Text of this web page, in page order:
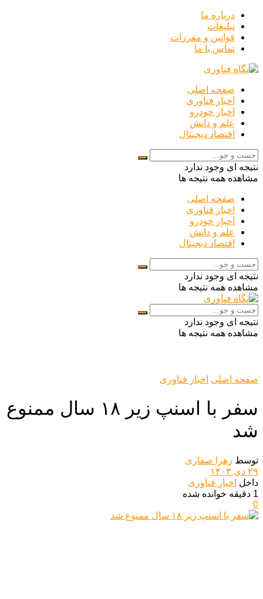
درباره ما
تبلیغات
قوانین و مقررات
تماس با ما
صفحه اصلی
اخبار فناوری
اخبار خودرو
علم و دانش
اقتصاد دیجیتال
نتیجه ای وجود ندارد
مشاهده همه نتیجه ها
صفحه اصلی
اخبار فناوری
اخبار خودرو
علم و دانش
اقتصاد دیجیتال
نتیجه ای وجود ندارد
مشاهده همه نتیجه ها
نتیجه ای وجود ندارد
مشاهده همه نتیجه ها
صفحه اصلی اخبار فناوری
سفر با اسنپ زیر ۱۸ سال ممنوع
شد
توسط زهرا صفاری
۲۹ دی ۱۴۰۳
داخل اخبار فناوری
1 دقیقه خوانده شده
0